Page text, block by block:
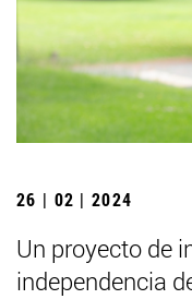
26 | 02 | 2024
Un proyecto de
independencia